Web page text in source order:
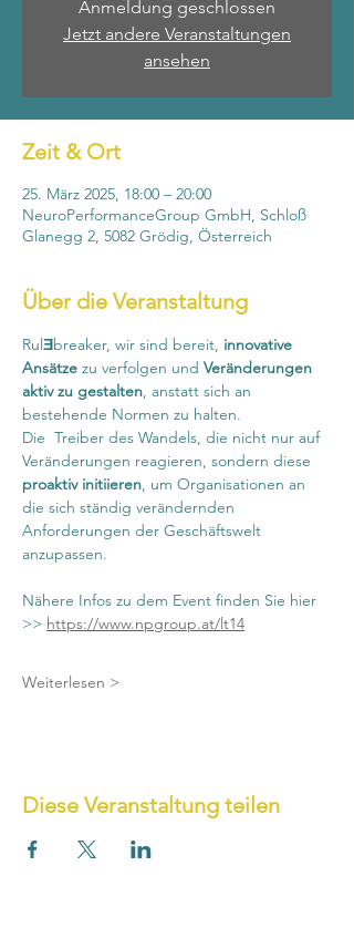
Anmeldung geschlossen
Jetzt andere Veranstaltungen
ansehen
Zeit & Ort
25. März 2025, 18:00 – 20:00
NeuroPerformanceGroup GmbH, Schloß
Glanegg 2, 5082 Grödig, Österreich
Über die Veranstaltung
RulƎbreaker, wir sind bereit, innovative
Ansätze zu verfolgen und Veränderungen
aktiv zu gestalten, anstatt sich an
bestehende Normen zu halten.
Die  Treiber des Wandels, die nicht nur auf
Veränderungen reagieren, sondern diese
proaktiv initiieren, um Organisationen an
die sich ständig verändernden
Anforderungen der Geschäftswelt
anzupassen.
Nähere Infos zu dem Event finden Sie hier
>> https://www.npgroup.at/lt14
Weiterlesen >
Diese Veranstaltung teilen